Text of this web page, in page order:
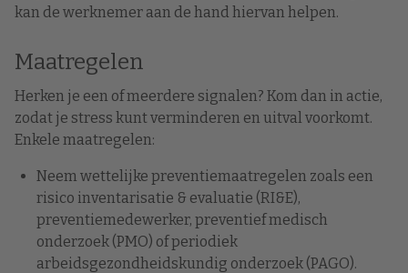
kan de werknemer aan de hand hiervan helpen.
Maatregelen
Herken je een of meerdere signalen? Kom dan in actie,
zodat je stress kunt verminderen en uitval voorkomt.
Enkele maatregelen:
Neem wettelijke preventiemaatregelen zoals een
risico inventarisatie & evaluatie (RI&E),
preventiemedewerker, preventief medisch
onderzoek (PMO) of periodiek
arbeidsgezondheidskundig onderzoek (PAGO).